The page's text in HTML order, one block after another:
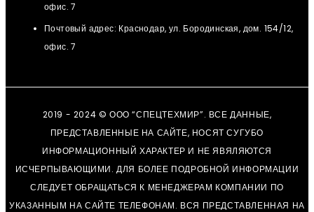
офис. 7
Почтовый адрес: Краснодар, ул. Бородинская, дом. 154/12,
офис. 7
2019 - 2024 © ООО “СПЕЦТЕХМИР”. ВСЕ ДАННЫЕ,
ПРЕДСТАВЛЕННЫЕ НА САЙТЕ, НОСЯТ СУГУБО
ИНФОРМАЦИОННЫЙ ХАРАКТЕР И НЕ ЯВЯЛЯЮТСЯ
ИСЧЕРПЫВАЮЩИМИ. ДЛЯ БОЛЕЕ ПОДРОБНОЙ ИНФОРМАЦИИ
СЛЕДУЕТ ОБРАЩАТЬСЯ К МЕНЕДЖЕРАМ КОМПАНИИ ПО
УКАЗАННЫМ НА САЙТЕ ТЕЛЕФОНАМ. ВСЯ ПРЕДСТАВЛЕННАЯ НА